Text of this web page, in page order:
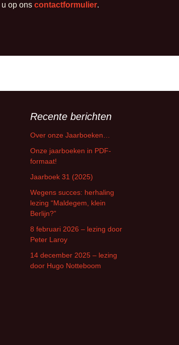
op ons contactformulier.
Recente berichten
Over onze Jaarboeken…
Onze jaarboeken in PDF-
formaat!
Jaarboek 31 (2025)
Wegens succes: herhaling
lezing “Maldegem, klein
Berlijn?”
8 februari 2026 – lezing door
Peter Laroy
14 december 2025 – lezing
door Hugo Notteboom